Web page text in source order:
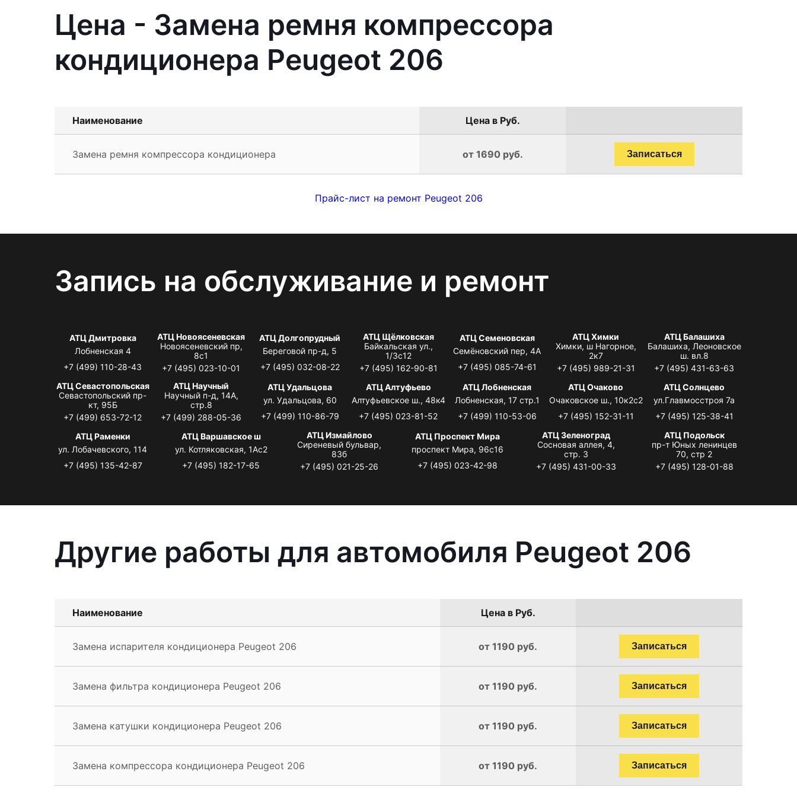
Цена - Замена ремня компрессора
кондиционера Peugeot 206
Наименование Цена в Руб.
Замена ремня компрессора кондиционера от 1690 руб. Записаться
Прайс-лист на ремонт Peugeot 206
Запись на обслуживание и ремонт
АТЦ Дмитровка
Лобненская 4
+7 (499) 110-28-43
АТЦ Новоясеневская
Новоясеневский пр,
8с1
+7 (495) 023-10-01
АТЦ Долгопрудный
Береговой пр-д, 5
+7 (495) 032-08-22
АТЦ Щёлковская
Байкальская ул.,
1/3с12
+7 (495) 162-90-81
АТЦ Семеновская
Семёновский пер, 4А
+7 (495) 085-74-61
АТЦ Химки
Химки, ш Нагорное,
2к7
+7 (495) 989-21-31
АТЦ Балашиха
Балашиха, Леоновское
ш. вл.8
+7 (495) 431-63-63
АТЦ Севастопольская
Севастопольский пр-
кт, 95Б
+7 (499) 653-72-12
АТЦ Научный
Научный п-д, 14А,
стр.8
+7 (499) 288-05-36
АТЦ Удальцова
ул. Удальцова, 60
+7 (499) 110-86-79
АТЦ Алтуфьево
Алтуфьевское ш., 48к4
+7 (495) 023-81-52
АТЦ Лобненская
Лобненская, 17 стр.1
+7 (499) 110-53-06
АТЦ Очаково
Очаковское ш., 10к2с2
+7 (495) 152-31-11
АТЦ Солнцево
ул.Главмосстроя 7а
+7 (495) 125-38-41
АТЦ Раменки
ул. Лобачевского, 114
+7 (495) 135-42-87
АТЦ Варшавское ш
ул. Котляковская, 1Ас2
+7 (495) 182-17-65
АТЦ Измайлово
Сиреневый бульвар,
83б
+7 (495) 021-25-26
АТЦ Проспект Мира
проспект Мира, 96с16
+7 (495) 023-42-98
АТЦ Зеленоград
Сосновая аллея, 4,
стр. 3
+7 (495) 431-00-33
АТЦ Подольск
пр-т Юных ленинцев
70, стр 2
+7 (495) 128-01-88
Другие работы для автомобиля Peugeot 206
Наименование Цена в Руб.
Замена испарителя кондиционера Peugeot 206 от 1190 руб. Записаться
Замена фильтра кондиционера Peugeot 206 от 1190 руб. Записаться
Замена катушки кондиционера Peugeot 206 от 1190 руб. Записаться
Замена компрессора кондиционера Peugeot 206 от 1190 руб. Записаться